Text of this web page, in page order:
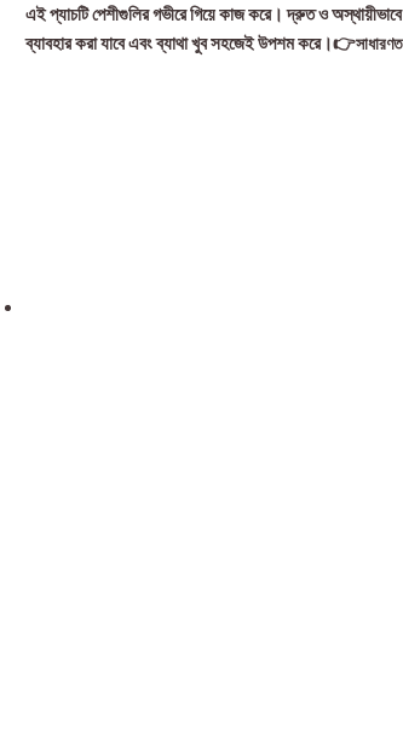
এই প্যাচটি পেশীগুলির গভীরে গিয়ে কাজ করে। দ্রুত ও
ব্যাবহার করা যাবে এবং ব্যাথা খুব সহজেই উপশম করে।👉